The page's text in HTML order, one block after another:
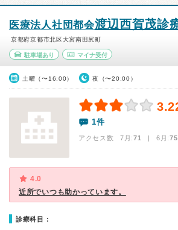
医療法人社団都会渡辺西賀茂診
京都府京都市北区大宮南田尻町
駐車場あり マイナ受付
土曜（〜16:00） 夜（〜20:00）
1件
アクセス数 7月:71 | 6月:75
4.0
近所でいつも助かっています。
診療科目：